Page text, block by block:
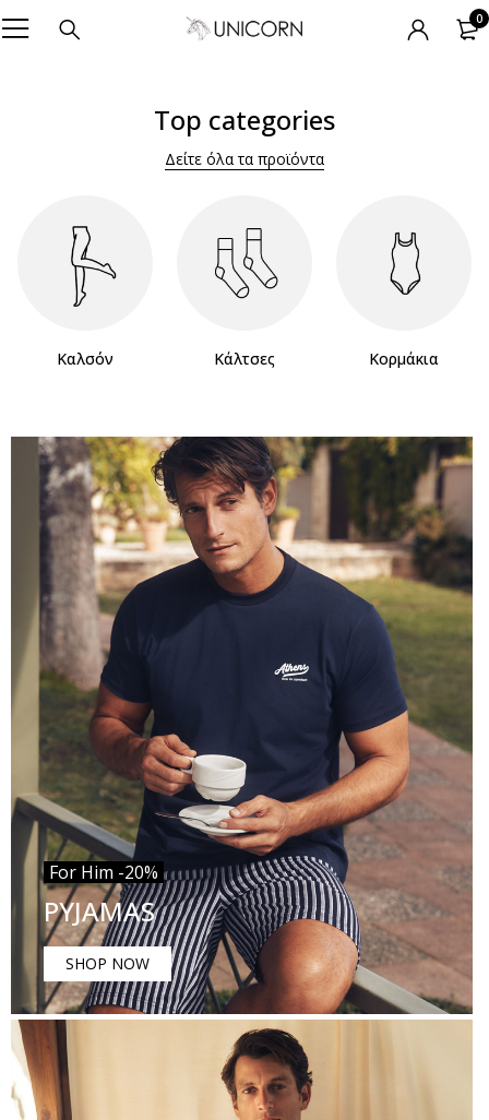
0
Top categories
Δείτε όλα τα προϊόντα
Καλσόν Κάλτσες Κορμάκια
For Him -20%
PYJAMAS
SHOP NOW